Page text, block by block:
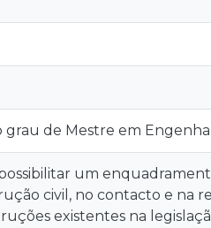
de Mestre em
um
civil, no contacto e na
existentes na